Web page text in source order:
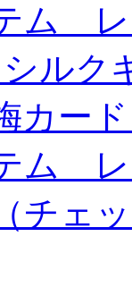
ム
ル
カー
ム
チェ